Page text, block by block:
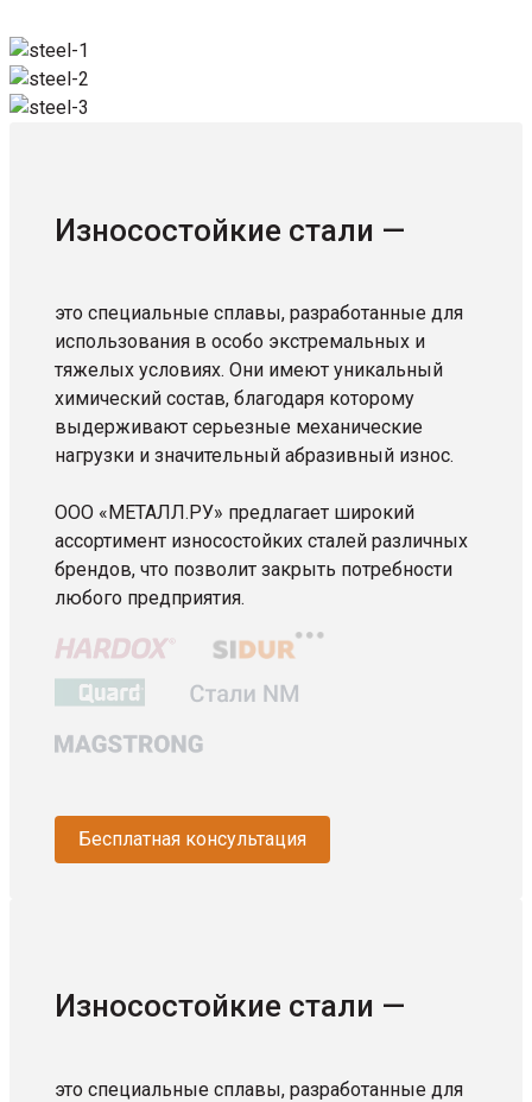
Износостойкие стали —
это специальные сплавы, разработанные для
использования в особо экстремальных и
тяжелых условиях. Они имеют уникальный
химический состав, благодаря которому
выдерживают серьезные механические
нагрузки и значительный абразивный износ.
ООО «МЕТАЛЛ.РУ» предлагает широкий
ассортимент износостойких сталей различных
брендов, что позволит закрыть потребности
любого предприятия.
Бесплатная консультация
Износостойкие стали —
это специальные сплавы, разработанные для